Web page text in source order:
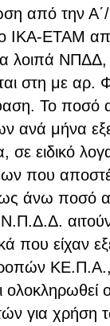
από την Α΄/
ΙΚΑ-ΕΤΑΜ
λοιπά
στη με αρ.
Το ποσό
ανά μήνα
σε ειδικό
που
άνω ποσό
που είχαν
ολοκληρωθεί
για